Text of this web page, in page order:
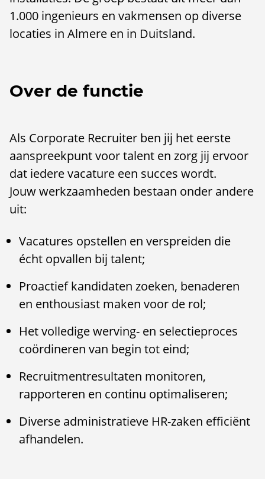
1.000 ingenieurs en vakmensen op diverse
locaties in Almere en in Duitsland.
Over de functie
Als Corporate Recruiter ben jij het eerste
aanspreekpunt voor talent en zorg jij ervoor
dat iedere vacature een succes wordt.
Jouw werkzaamheden bestaan onder andere
uit:
Vacatures opstellen en verspreiden die
écht opvallen bij talent;
Proactief kandidaten zoeken, benaderen
en enthousiast maken voor de rol;
Het volledige werving- en selectieproces
coördineren van begin tot eind;
Recruitmentresultaten monitoren,
rapporteren en continu optimaliseren;
Diverse administratieve HR-zaken efficiënt
afhandelen.